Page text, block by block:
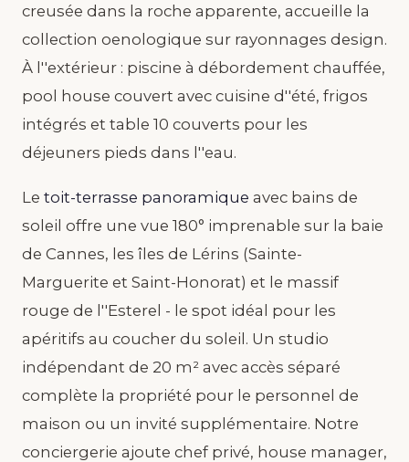
creusée dans la roche apparente, accueille la
collection oenologique sur rayonnages design.
À l''extérieur : piscine à débordement chauffée,
pool house couvert avec cuisine d''été, frigos
intégrés et table 10 couverts pour les
déjeuners pieds dans l''eau.
Le toit-terrasse panoramique avec bains de
soleil offre une vue 180° imprenable sur la baie
de Cannes, les îles de Lérins (Sainte-
Marguerite et Saint-Honorat) et le massif
rouge de l''Esterel - le spot idéal pour les
apéritifs au coucher du soleil. Un studio
indépendant de 20 m² avec accès séparé
complète la propriété pour le personnel de
maison ou un invité supplémentaire. Notre
conciergerie ajoute chef privé, house manager,